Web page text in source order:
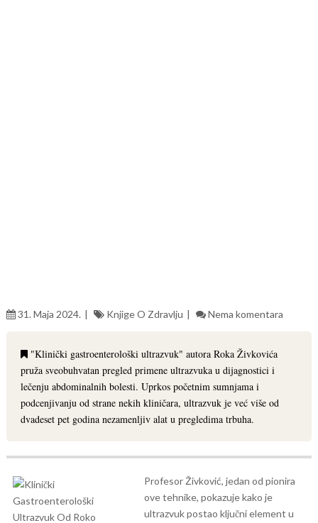
31. Maja 2024. Knjige O Zdravlju Nema komentara
"Klinički gastroenterološki ultrazvuk" autora Roka Živkovića
pruža sveobuhvatan pregled primene ultrazvuka u dijagnostici i
lečenju abdominalnih bolesti. Uprkos početnim sumnjama i
podcenjivanju od strane nekih kliničara, ultrazvuk je već više od
dvadeset pet godina nezamenljiv alat u pregledima trbuha.
Profesor Živković, jedan od pionira
ove tehnike, pokazuje kako je
ultrazvuk postao ključni element u